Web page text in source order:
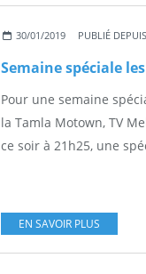
30/01/2019 PUBLIÉ
Pour une semaine
la Tamla Motown, TV
ce soir à 21h25, une
EN SAVOIR PLUS